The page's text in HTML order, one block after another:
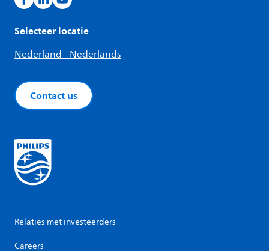
Selecteer locatie
Nederland - Nederlands
Contact us
Relaties met investeerders
Careers